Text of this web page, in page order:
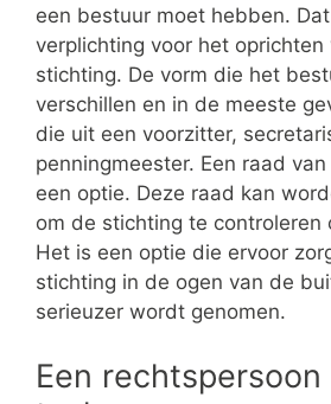
een bestuur moet hebben.
verplichting voor het oprichten
stichting. De vorm die het
verschillen en in de meeste
die uit een voorzitter,
penningmeester. Een raad
een optie. Deze raad kan
om de stichting te controleren
Het is een optie die ervoor
stichting in de ogen van de
serieuzer wordt genomen.
Een